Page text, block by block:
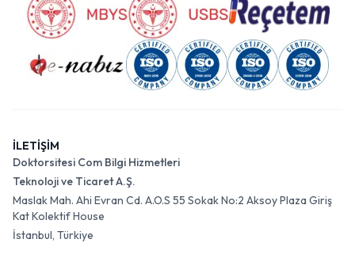
İLETİŞİM
Doktorsitesi Com Bilgi Hizmetleri
Teknoloji ve Ticaret A.Ş.
Maslak Mah. Ahi Evran Cd. A.O.S 55 Sokak No:2 Aksoy Plaza Giriş
Kat Kolektif House
İstanbul, Türkiye